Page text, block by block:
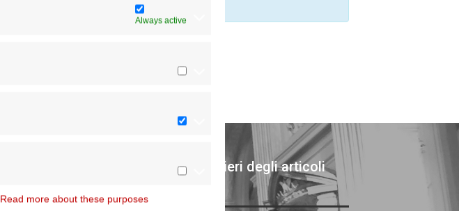
Always active
Read more about these purposes
Archivi giornalieri degli articoli